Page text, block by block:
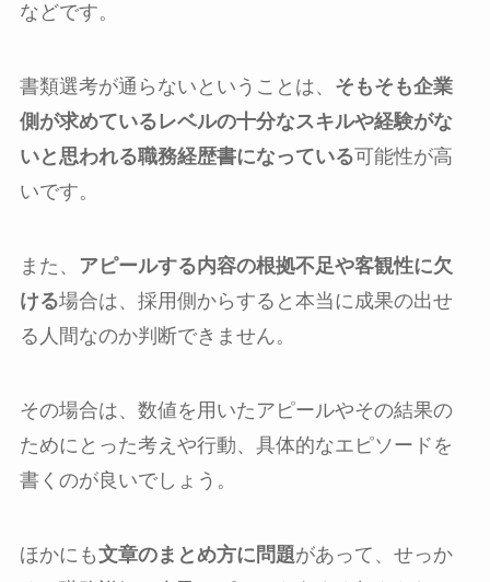
などです。
書類選考が通らないということは、 そもそも企業
側が求めているレベルの十分なスキルや経験がな
いと思われる職務経歴書になっている可能性が高
いです。
また、 アピールする内容の根拠不足や客観性に欠
ける場合は、採用側からすると本当に成果の出せ
る人間なのか判断できません。
その場合は、数値を用いたアピールやその結果の
ためにとった考えや行動、具体的なエピソードを
書くのが良いでしょう。
ほかにも文章のまとめ方に問題があって、せっか